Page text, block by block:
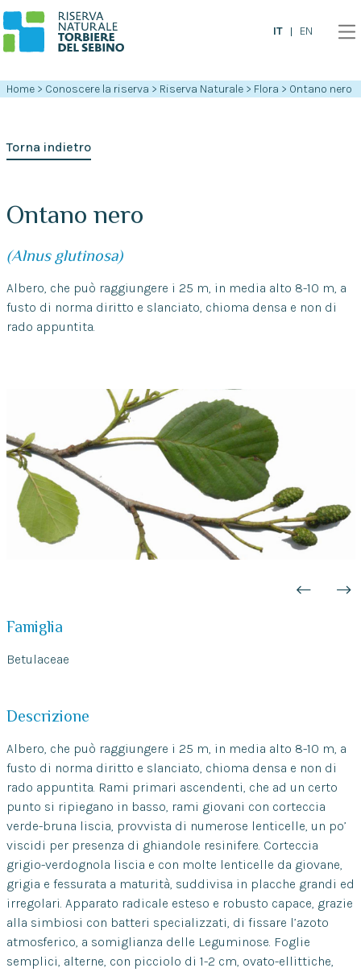
IT EN
Home > Conoscere la riserva > Riserva Naturale > Flora > Ontano nero
Torna indietro
Ontano nero
(Alnus glutinosa)
Albero, che può raggiungere i 25 m, in media alto 8-10 m, a
fusto di norma diritto e slanciato, chioma densa e non di
rado appuntita.
Famiglia
Betulaceae
Descrizione
Albero, che può raggiungere i 25 m, in media alto 8-10 m, a
fusto di norma diritto e slanciato, chioma densa e non di
rado appuntita. Rami primari ascendenti, che ad un certo
punto si ripiegano in basso, rami giovani con corteccia
verde-bruna liscia, provvista di numerose lenticelle, un po’
viscidi per presenza di ghiandole resinifere. Corteccia
grigio-verdognola liscia e con molte lenticelle da giovane,
grigia e fessurata a maturità, suddivisa in placche grandi ed
irregolari. Apparato radicale esteso e robusto capace, grazie
alla simbiosi con batteri specializzati, di fissare l’azoto
atmosferico, a somiglianza delle Leguminose. Foglie
semplici, alterne, con picciolo di 1-2 cm, ovato-ellittiche,